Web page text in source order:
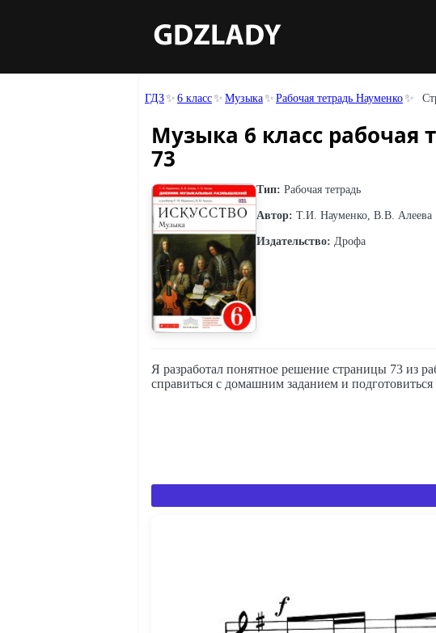
ГДЗ 6 класс Музыка Рабочая тетрадь Науменко
Музыка 6 класс рабочая
73
Тип: Рабочая тетрадь
Автор: Т.И. Науменко, В.В. Алеева
Издательство: Дрофа
Я разработал понятное решение страницы 73 из
справиться с домашним заданием и